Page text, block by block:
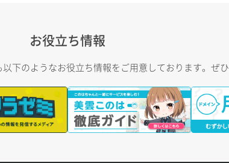
お役立ち情報
下のようなお役立ち情報をご用意しております。ぜひ